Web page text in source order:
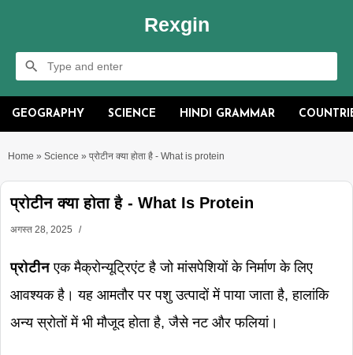
Rexgin
GEOGRAPHY SCIENCE HINDI GRAMMAR
Home » Science » प्रोटीन क्या होता है - What is protein
प्रोटीन क्या होता है - What Is Protein
अगस्त 28, 2025
प्रोटीनएक मैक्रोन्यूट्रिएंट है जो मांसपेशियों के निर्माण के लिए
आवश्यक है। यह आमतौर पर पशु उत्पादों में पाया जाता है, हालांकि
अन्य स्रोतों में भी मौजूद होता है, जैसे नट और फलियां।